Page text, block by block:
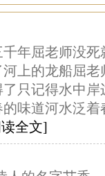
年屈老师没
上的龙船屈
只记得水中
味道河水泛
全文]